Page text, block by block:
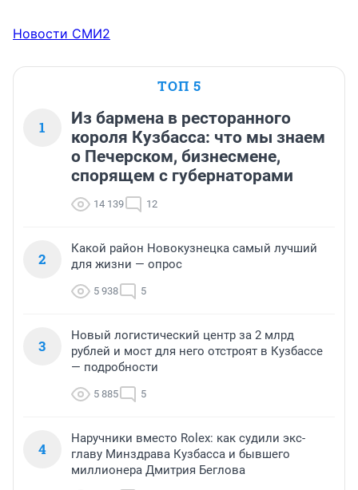
Новости СМИ2
ТОП 5
1
Из бармена в ресторанного
короля Кузбасса: что мы знаем
о Печерском, бизнесмене,
спорящем с губернаторами
14 139 12
2
Какой район Новокузнецка самый лучший
для жизни — опрос
5 938 5
3
Новый логистический центр за 2 млрд
рублей и мост для него отстроят в Кузбассе
— подробности
5 885 5
4
Наручники вместо Rolex: как судили экс-
главу Минздрава Кузбасса и бывшего
миллионера Дмитрия Беглова